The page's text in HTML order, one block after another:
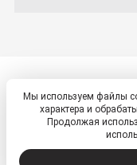
Политика
Мы используем файлы
характера и
Продолжая